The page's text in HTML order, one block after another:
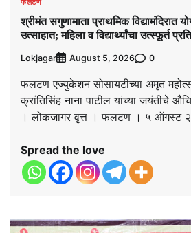
फलटण
श्रीमंत सगुणामाता प्राथमिक विद्यामंदिरात
उत्साहात; महिला व विद्यार्थ्यांचा उत्स्फूर्त
Lokjagar August 5, 2026 0
फलटण एज्युकेशन सोसायटीच्या अमृत
क्रांतिसिंह नाना पाटील यांच्या जयंतीचे
। लोकजागर वृत्त । फलटण । ५ ऑगस्ट
Spread the love